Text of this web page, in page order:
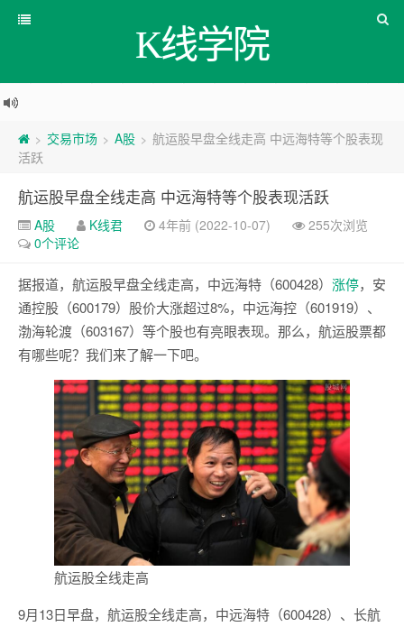
K线学院
> 交易市场 > A股 > 航运股早盘全线走高 中远海特等个股表现
活跃
航运股早盘全线走高 中远海特等个股表现活跃
A股 K线君 4年前 (2022-10-07)
255次浏览
0个评论
据报道，航运股早盘全线走高，中远海特（600428） 涨停，安
通控股（600179）股价大涨超过8%，中远海控（601919）、
渤海轮渡（603167）等个股也有亮眼表现。那么，航运股票都
有哪些呢？我们来了解一下吧。
航运股全线走高
9月13日早盘，航运股全线走高，中远海特（600428）、长航